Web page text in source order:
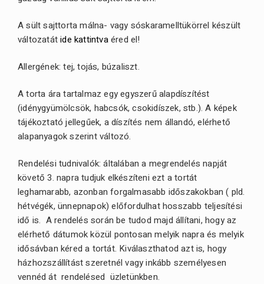
A sült sajttorta málna- vagy sóskaramelltükörrel készült
változatátide kattintvaéred el!
Allergének: tej, tojás, búzaliszt.
A torta ára tartalmaz egy egyszerű alapdíszítést
(idénygyümölcsök, habcsók, csokidíszek, stb.). A képek
tájékoztató jellegűek, a díszítés nem állandó, elérhető
alapanyagok szerint változó.
Rendelési tudnivalók: általában a megrendelés napját
követő 3. napra tudjuk elkészíteni ezt a tortát
leghamarabb, azonban forgalmasabb időszakokban ( pld.
hétvégék, ünnepnapok) előfordulhat hosszabb teljesítési
idő is. A rendelés során be tudod majd állítani, hogy az
elérhető dátumok közül pontosan melyik napra és melyik
idősávban kéred a tortát. Kiválaszthatod azt is, hogy
házhozszállítást szeretnél vagy inkább személyesen
vennéd át rendelésed üzletünkben.